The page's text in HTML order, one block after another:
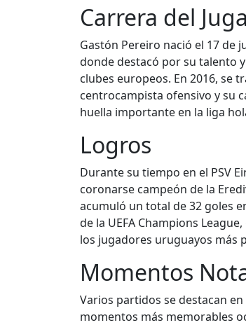
Carrera del
Gastón Pereiro nació el 17 de
donde destacó por su talento
clubes europeos. En 2016, se
centrocampista ofensivo y su
huella importante en la liga
Logros
Durante su tiempo en el PSV
coronarse campeón de la
acumuló un total de 32 goles
de la UEFA Champions
los jugadores uruguayos más
Momentos
Varios partidos se destacan
momentos más memorables